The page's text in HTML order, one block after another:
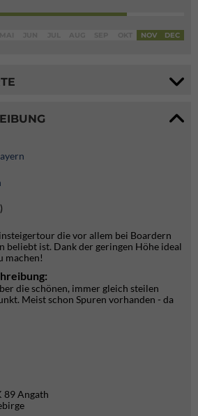
NOV DEC
)
die vor allem bei Boardern
beliebt ist. Dank der geringen Höhe ideal
machen!
die schönen, immer gleich steilen
Meist schon Spuren vorhanden - da
89 Angath